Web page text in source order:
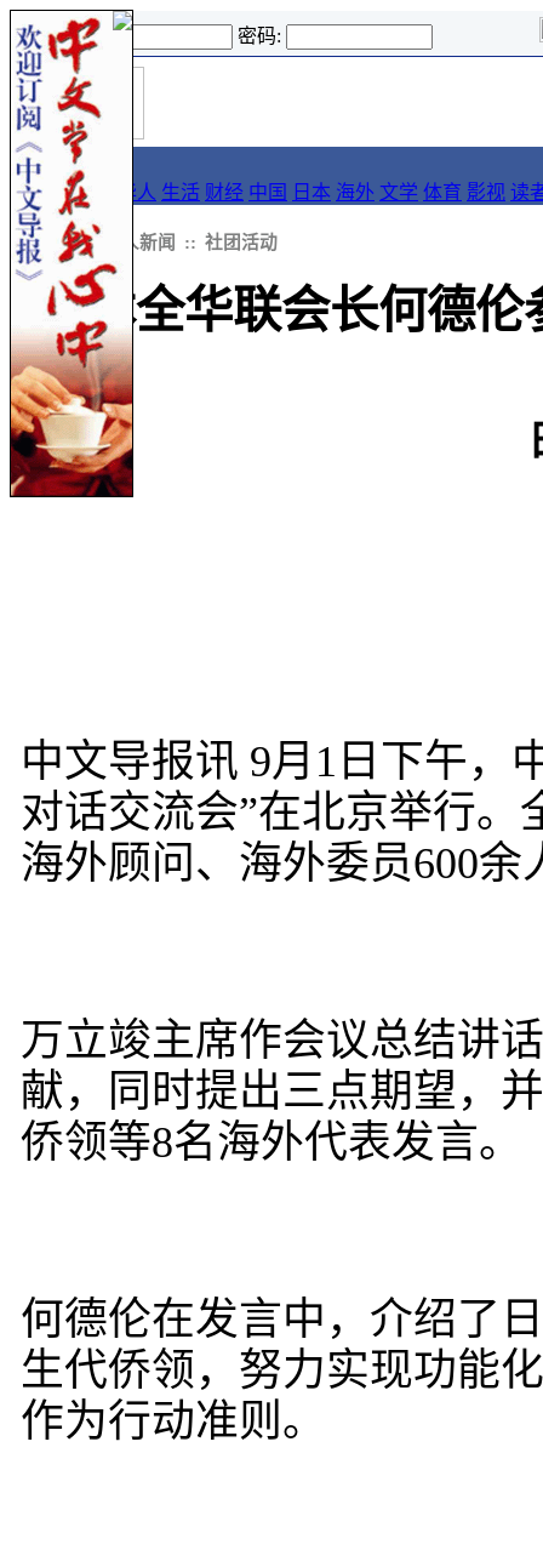
登录名: 密码:
首
页
导报
要闻 论坛 华人 生活 财经 中国 日本 海外 文学 体育 影视 读
::新闻:: 华人新闻 :: 社团活动
日本全华联会长何德
中文导报讯 9月1日下午
对话交流会”在北京举行
海外顾问、海外委员600余
万立竣主席作会议总结讲
献，同时提出三点期望，
侨领等8名海外代表发言。
何德伦在发言中，介绍了
生代侨领，努力实现功能
作为行动准则。